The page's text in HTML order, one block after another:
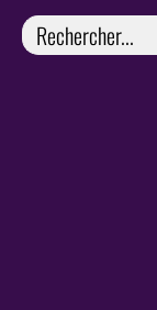
Search
for: